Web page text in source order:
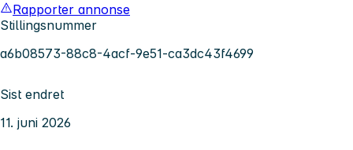
Rapporter annonse
Stillingsnummer
a6b08573-88c8-4acf-9e51-ca3dc43f4699
Sist endret
11. juni 2026